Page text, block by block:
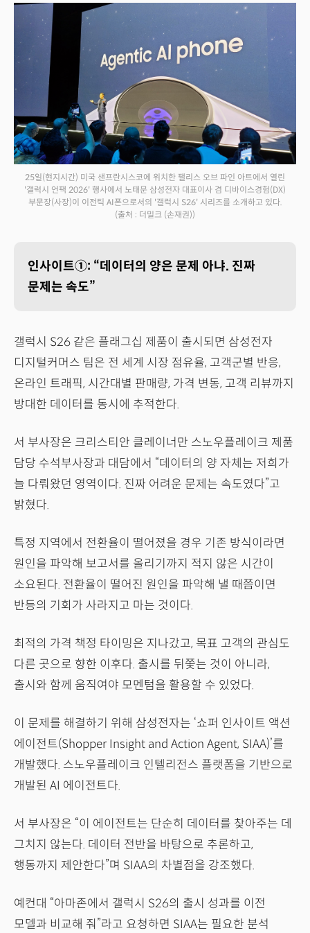
25일(현지시간) 미국 샌프란시스코에 위치한 팰리스 오브 파인 아트에서 열린
'갤럭시 언팩 2026' 행사에서 노태문 삼성전자 대표이사 겸 디바이스경험(DX)
부문장(사장)이 이전틱 AI폰으로서의 '갤럭시 S26' 시리즈를 소개하고 있다.
(출처 : 더밀크 (손재권))
인사이트①: “데이터의 양은 문제 아냐. 진짜
문제는 속도”
갤럭시 S26 같은 플래그십 제품이 출시되면 삼성전자
디지털커머스 팀은 전 세계 시장 점유율, 고객군별 반응,
온라인 트래픽, 시간대별 판매량, 가격 변동, 고객 리뷰까지
방대한 데이터를 동시에 추적한다.
서 부사장은 크리스티안 클레이너만 스노우플레이크 제품
담당 수석부사장과 대담에서 “데이터의 양 자체는 저희가
늘 다뤄왔던 영역이다. 진짜 어려운 문제는 속도였다”고
밝혔다.
특정 지역에서 전환율이 떨어졌을 경우 기존 방식이라면
원인을 파악해 보고서를 올리기까지 적지 않은 시간이
소요된다. 전환율이 떨어진 원인을 파악해 낼 때쯤이면
반등의 기회가 사라지고 마는 것이다.
최적의 가격 책정 타이밍은 지나갔고, 목표 고객의 관심도
다른 곳으로 향한 이후다. 출시를 뒤쫓는 것이 아니라,
출시와 함께 움직여야 모멘텀을 활용할 수 있었다.
이 문제를 해결하기 위해 삼성전자는 ‘쇼퍼 인사이트 액션
에이전트(Shopper Insight and Action Agent, SIAA)’를
개발했다. 스노우플레이크 인텔리전스 플랫폼을 기반으로
개발된 AI 에이전트다.
서 부사장은 “이 에이전트는 단순히 데이터를 찾아주는 데
그치지 않는다. 데이터 전반을 바탕으로 추론하고,
행동까지 제안한다”며 SIAA의 차별점을 강조했다.
예컨대 “아마존에서 갤럭시 S26의 출시 성과를 이전
모델과 비교해 줘”라고 요청하면 SIAA는 필요한 분석